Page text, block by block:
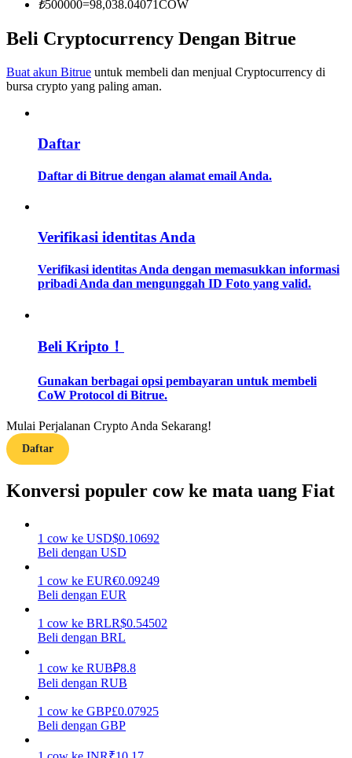
Memandu
Strategi perdagangan
Menghasilkan
Babi Kekuatan
Dapatkan imbalan kompetitif setiap hari
₺500000=98,038.04071COW
Beli Cryptocurrency Dengan Bitrue
Buat akun Bitrue untuk membeli dan menjual Cryptocurrency di
bursa crypto yang paling aman.
Daftar
Daftar di Bitrue dengan alamat email Anda.
Verifikasi identitas Anda
Verifikasi identitas Anda dengan memasukkan informasi
pribadi Anda dan mengunggah ID Foto yang valid.
Beli Kripto！
Gunakan berbagai opsi pembayaran untuk membeli
CoW Protocol di Bitrue.
Mulai Perjalanan Crypto Anda Sekarang!
Daftar
Konversi populer cow ke mata uang Fiat
1 cow ke USD$0.10692
Beli dengan USD
1 cow ke EUR€0.09249
Beli dengan EUR
1 cow ke BRLR$0.54502
Beli dengan BRL
1 cow ke RUB₽8.8
Beli dengan RUB
1 cow ke GBP£0.07925
Beli dengan GBP